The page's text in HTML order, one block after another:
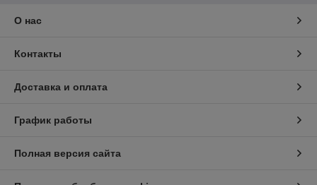
О нас
Контакты
Доставка и оплата
График работы
Полная версия сайта